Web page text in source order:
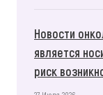
Новости
является
риск